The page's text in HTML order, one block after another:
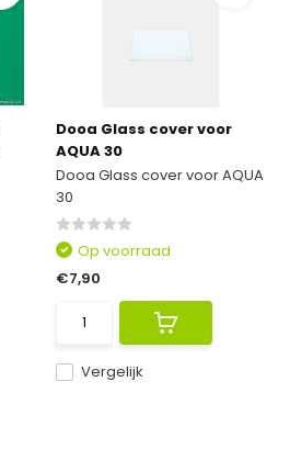
Dooa Glass cover voor
AQUA 30
Dooa Glass cover voor AQUA
30
Vergelijk
Op voorraad
€7,90